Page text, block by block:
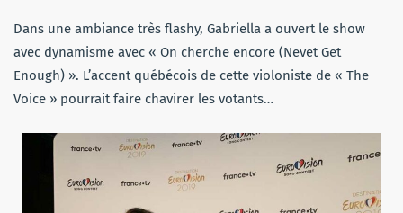
Dans une ambiance très flashy, Gabriella a ouvert le show
avec dynamisme avec « On cherche encore (Nevet Get
Enough) ». L’accent québécois de cette violoniste de « The
Voice » pourrait faire chavirer les votants…